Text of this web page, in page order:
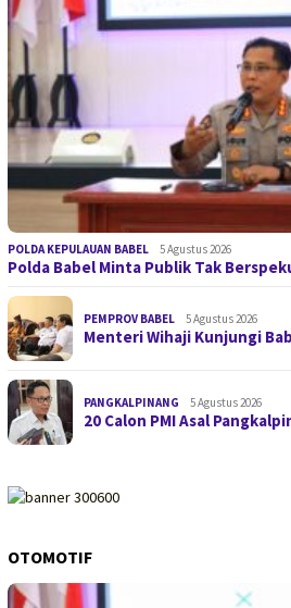
POLDA KEPULAUAN BABEL 5 Agustus 2026
Polda Babel Minta Publik Tak
PEMPROV BABEL 5 Agustus 2026
Menteri Wihaji Kunjungi
PANGKALPINANG 5 Agustus 2026
20 Calon PMI Asal
OTOMOTIF